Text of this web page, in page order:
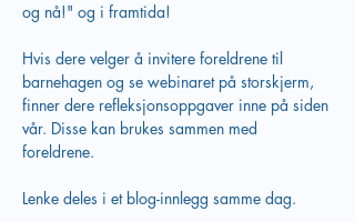
og nå!" og i framtida!
Hvis dere velger å invitere foreldrene til
barnehagen og se webinaret på storskjerm,
finner dere refleksjonsoppgaver inne på siden
vår. Disse kan brukes sammen med
foreldrene.
Lenke deles i et blog-innlegg samme dag.